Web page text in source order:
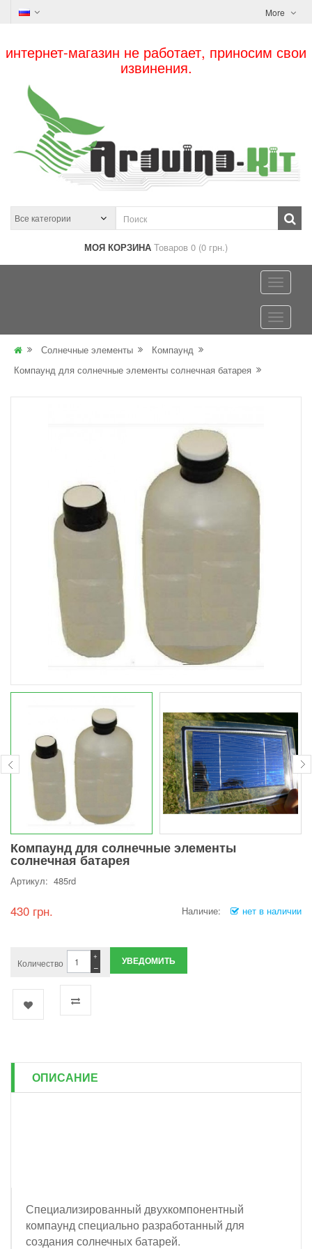
More
интернет-магазин не работает, приносим свои
извинения.
МОЯ КОРЗИНА Товаров 0 (0 грн.)
Солнечные элементы
Компаунд
Компаунд для солнечные элементы солнечная батарея
Компаунд для солнечные элементы
солнечная батарея
Артикул: 485rd
430 грн. Наличие: нет в наличии
Количество −
+ УВЕДОМИТЬ
ОПИСАНИЕ
Специализированный двухкомпонентный
компаунд специально разработанный для
создания солнечных батарей.